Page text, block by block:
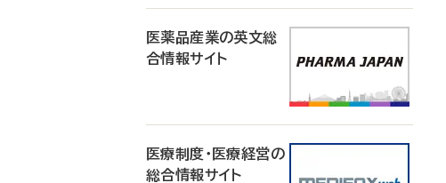
医薬品産業の英文総
合情報サイト
医療制度・医療経営の
総合情報サイト